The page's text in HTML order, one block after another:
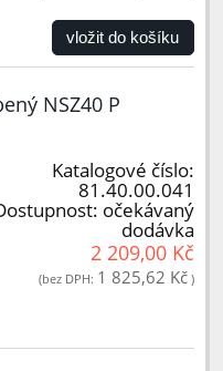
vložit do košíku
NSZ40 P
Katalogové číslo:
81.40.00.041
očekávaný
dodávka
2 209,00 Kč
(bez DPH: 1 825,62 Kč )